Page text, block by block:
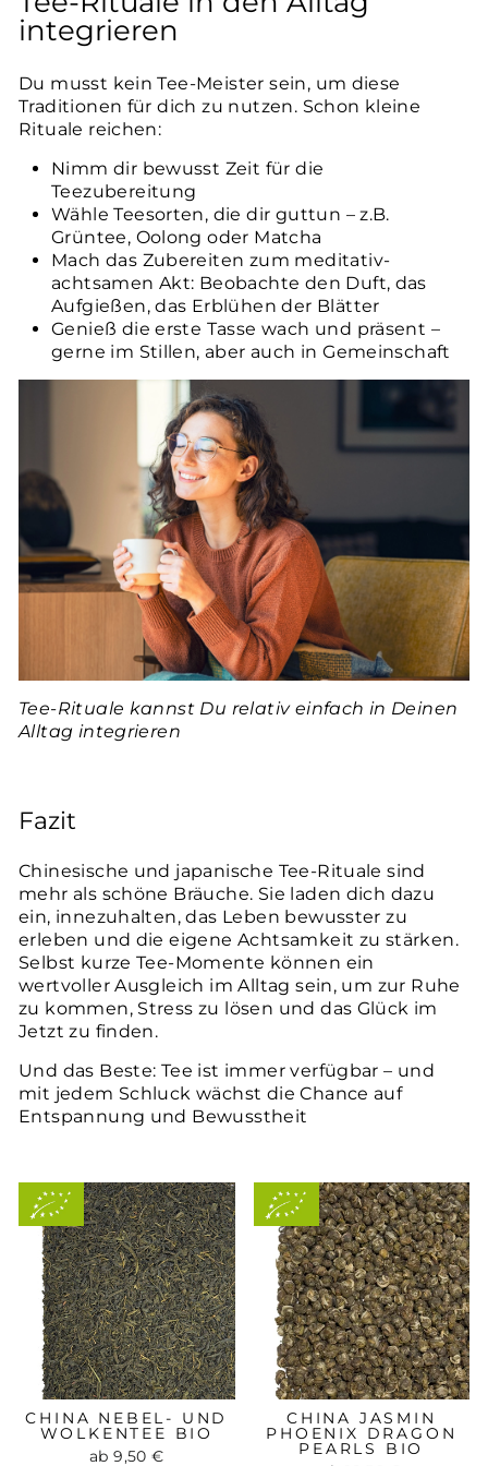
integrieren
Du musst kein Tee-Meister sein, um diese
Traditionen für dich zu nutzen. Schon kleine
Rituale reichen:
Nimm dir bewusst Zeit für die
Teezubereitung
Wähle Teesorten, die dir guttun – z.B.
Grüntee, Oolong oder Matcha
Mach das Zubereiten zum meditativ-
achtsamen Akt: Beobachte den Duft, das
Aufgießen, das Erblühen der Blätter
Genieß die erste Tasse wach und präsent –
gerne im Stillen, aber auch in Gemeinschaft
Tee-Rituale kannst Du relativ einfach in Deinen
Alltag integrieren
Fazit
Chinesische und japanische Tee-Rituale sind
mehr als schöne Bräuche. Sie laden dich dazu
ein, innezuhalten, das Leben bewusster zu
erleben und die eigene Achtsamkeit zu stärken.
Selbst kurze Tee-Momente können ein
wertvoller Ausgleich im Alltag sein, um zur Ruhe
zu kommen, Stress zu lösen und das Glück im
Jetzt zu finden.
Und das Beste: Tee ist immer verfügbar – und
mit jedem Schluck wächst die Chance auf
Entspannung und Bewusstheit
Aus
kontrolliert-
biologischem
Anbau
CHINA NEBEL- UND
WOLKENTEE BIO
ab 9,50 €
Aus
kontrolliert-
biologischem
Anbau
CHINA JASMIN
PHOENIX DRAGON
PEARLS BIO